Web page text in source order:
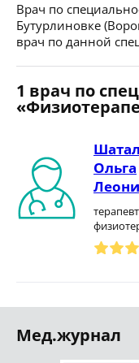
Врач по
Бутурлиновке
врач по данной
1 врач по
Ольга
Мед.журнал